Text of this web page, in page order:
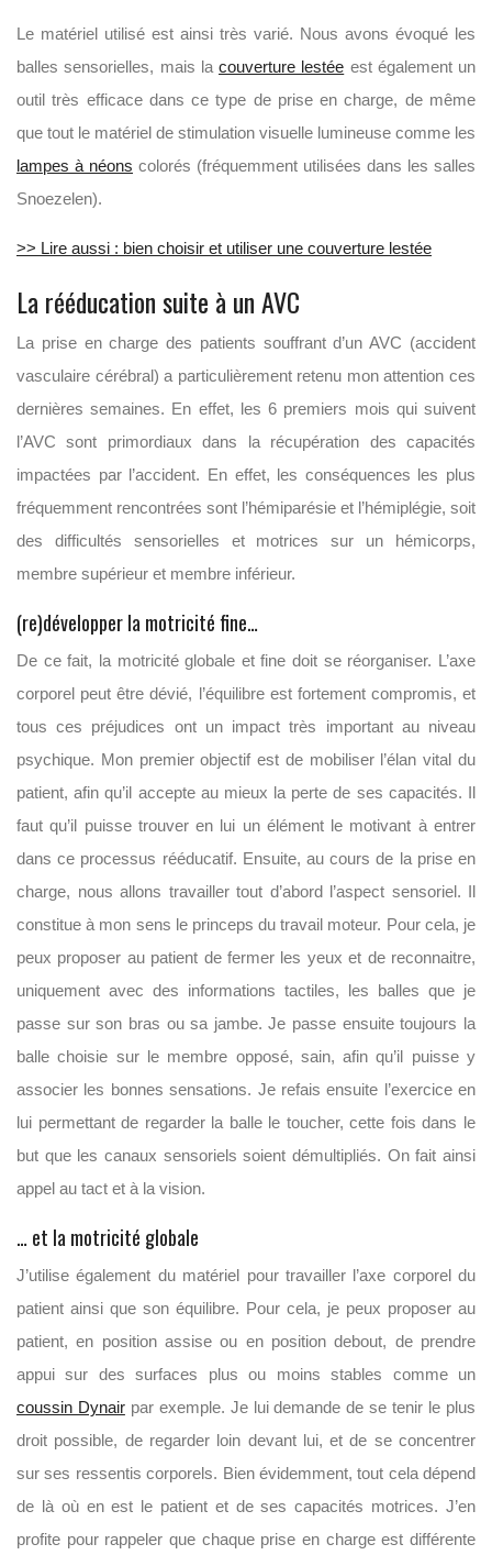
Le matériel utilisé est ainsi très varié. Nous avons évoqué les
balles sensorielles, mais la couverture lestée est également un
outil très efficace dans ce type de prise en charge, de même
que tout le matériel de stimulation visuelle lumineuse comme les
lampes à néons colorés (fréquemment utilisées dans les salles
Snoezelen).
>> Lire aussi : bien choisir et utiliser une couverture lestée
La rééducation suite à un AVC
La prise en charge des patients souffrant d’un AVC (accident
vasculaire cérébral) a particulièrement retenu mon attention ces
dernières semaines. En effet, les 6 premiers mois qui suivent
l’AVC sont primordiaux dans la récupération des capacités
impactées par l’accident. En effet, les conséquences les plus
fréquemment rencontrées sont l’hémiparésie et l’hémiplégie, soit
des difficultés sensorielles et motrices sur un hémicorps,
membre supérieur et membre inférieur.
(re)développer la motricité fine…
De ce fait, la motricité globale et fine doit se réorganiser. L’axe
corporel peut être dévié, l’équilibre est fortement compromis, et
tous ces préjudices ont un impact très important au niveau
psychique. Mon premier objectif est de mobiliser l’élan vital du
patient, afin qu’il accepte au mieux la perte de ses capacités. Il
faut qu’il puisse trouver en lui un élément le motivant à entrer
dans ce processus rééducatif. Ensuite, au cours de la prise en
charge, nous allons travailler tout d’abord l’aspect sensoriel. Il
constitue à mon sens le princeps du travail moteur. Pour cela, je
peux proposer au patient de fermer les yeux et de reconnaitre,
uniquement avec des informations tactiles, les balles que je
passe sur son bras ou sa jambe. Je passe ensuite toujours la
balle choisie sur le membre opposé, sain, afin qu’il puisse y
associer les bonnes sensations. Je refais ensuite l’exercice en
lui permettant de regarder la balle le toucher, cette fois dans le
but que les canaux sensoriels soient démultipliés. On fait ainsi
appel au tact et à la vision.
… et la motricité globale
J’utilise également du matériel pour travailler l’axe corporel du
patient ainsi que son équilibre. Pour cela, je peux proposer au
patient, en position assise ou en position debout, de prendre
appui sur des surfaces plus ou moins stables comme un
coussin Dynairpar exemple. Je lui demande de se tenir le plus
droit possible, de regarder loin devant lui, et de se concentrer
sur ses ressentis corporels. Bien évidemment, tout cela dépend
de là où en est le patient et de ses capacités motrices. J’en
profite pour rappeler que chaque prise en charge est différente